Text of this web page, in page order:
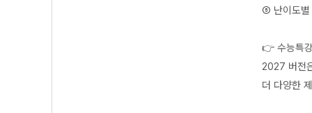
⑤ 난이도별
👉 수능특
2027 버전
더 다양한